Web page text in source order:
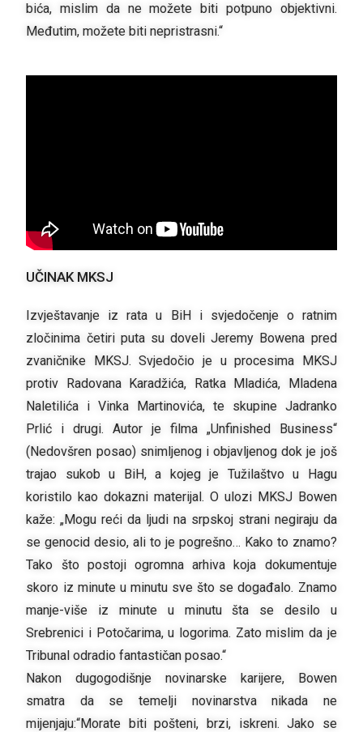
bića, mislim da ne možete biti potpuno objektivni.
Međutim, možete biti nepristrasni.“
UČINAK MKSJ
Izvještavanje iz rata u BiH i svjedočenje o ratnim
zločinima četiri puta su doveli Jeremy Bowena pred
zvaničnike MKSJ. Svjedočio je u procesima MKSJ
protiv Radovana Karadžića, Ratka Mladića, Mladena
Naletilića i Vinka Martinovića, te skupine Jadranko
Prlić i drugi. Autor je filma „Unfinished Business“
(Nedovšren posao) snimljenog i objavljenog dok je još
trajao sukob u BiH, a kojeg je Tužilaštvo u Hagu
koristilo kao dokazni materijal. O ulozi MKSJ Bowen
kaže: „Mogu reći da ljudi na srpskoj strani negiraju da
se genocid desio, ali to je pogrešno… Kako to znamo?
Tako što postoji ogromna arhiva koja dokumentuje
skoro iz minute u minutu sve što se događalo. Znamo
manje-više iz minute u minutu šta se desilo u
Srebrenici i Potočarima, u logorima. Zato mislim da je
Tribunal odradio fantastičan posao.“
Nakon dugogodišnje novinarske karijere, Bowen
smatra da se temelji novinarstva nikada ne
mijenjaju:“Morate biti pošteni, brzi, iskreni. Jako se